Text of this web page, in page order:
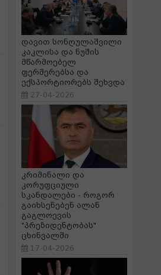
დავით სონღულაშვილი
კაკლისა და ნუშის
მწარმოებელ
ფერმერებსა და
ექსპორტიორებს შეხვდა
27-04-2026
კრიმინალი და
კორუფციული
სკანდალები - როგორ
გაიხსენებენ ალან
გაგლოევის
"პრეზიდენტობას"
ცხინვალში
17-04-2026